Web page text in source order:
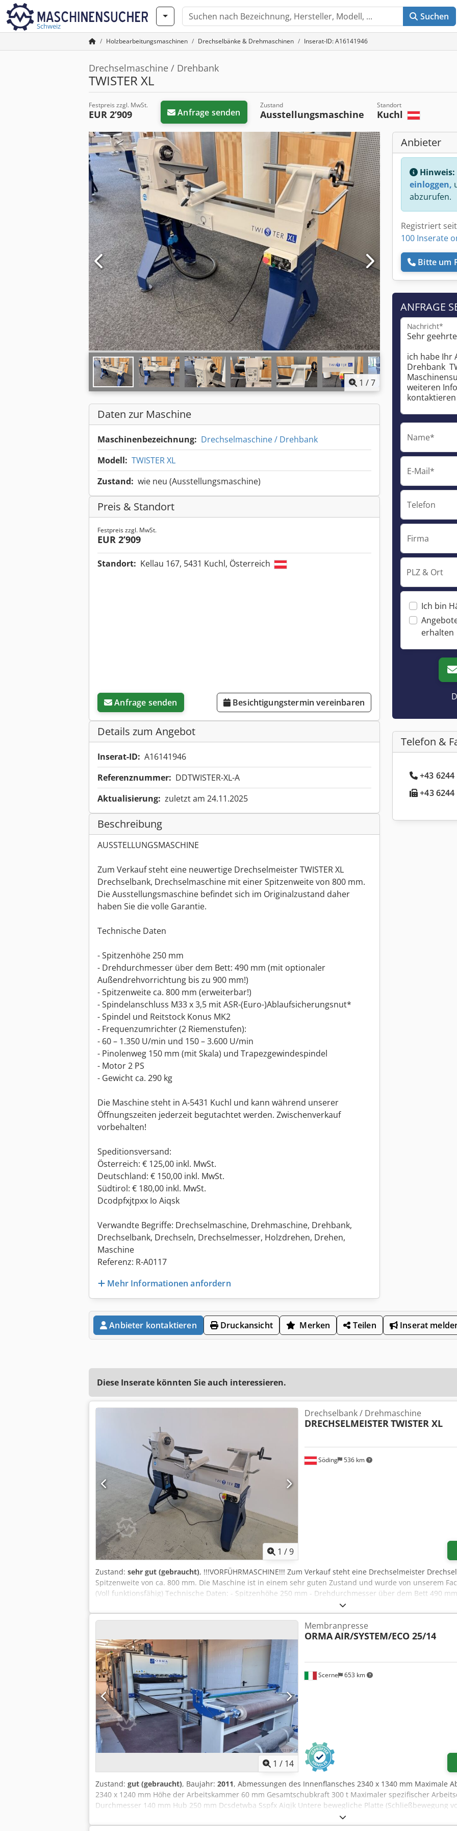
Schweiz
Suchen
Holzbearbeitungsmaschinen Drechselbänke & Drehmaschinen Inserat-ID: A16141946
Drechselmaschine / Drehbank
TWISTER XL
Festpreis zzgl. MwSt.
EUR 2’909 Anfrage senden
Zustand
Ausstellungsmaschine
Standort
Kuchl
1 /7
Daten zur Maschine
Maschinenbezeichnung: Drechselmaschine / Drehbank
Modell: TWISTER XL
Zustand: wie neu (Ausstellungsmaschine)
Preis & Standort
Festpreis zzgl. MwSt.
EUR 2’909
Standort: Kellau 167, 5431 Kuchl, Österreich
Anfrage senden Besichtigungstermin vereinbaren
Details zum Angebot
Inserat-ID: A16141946
Referenznummer: DDTWISTER-XL-A
Aktualisierung: zuletzt am 24.11.2025
Beschreibung
AUSSTELLUNGSMASCHINE
Zum Verkauf steht eine neuwertige Drechselmeister TWISTER XL
Drechselbank, Drechselmaschine mit einer Spitzenweite von 800 mm.
Die Ausstellungsmaschine befindet sich im Originalzustand daher
haben Sie die volle Garantie.
Technische Daten
- Spitzenhöhe 250 mm
- Drehdurchmesser über dem Bett: 490 mm (mit optionaler
Außendrehvorrichtung bis zu 900 mm!)
- Spitzenweite ca. 800 mm (erweiterbar!)
- Spindelanschluss M33 x 3,5 mit ASR-(Euro-)Ablaufsicherungsnut*
- Spindel und Reitstock Konus MK2
- Frequenzumrichter (2 Riemenstufen):
- 60 – 1.350 U/min und 150 – 3.600 U/min
- Pinolenweg 150 mm (mit Skala) und Trapezgewindespindel
- Motor 2 PS
- Gewicht ca. 290 kg
Die Maschine steht in A-5431 Kuchl und kann während unserer
Öffnungszeiten jederzeit begutachtet werden. Zwischenverkauf
vorbehalten!
Speditionsversand:
Österreich: € 125,00 inkl. MwSt.
Deutschland: € 150,00 inkl. MwSt.
Südtirol: € 180,00 inkl. MwSt.
Dcodpfxjtpxx Io Aiqsk
Verwandte Begriffe: Drechselmaschine, Drehmaschine, Drehbank,
Drechselbank, Drechseln, Drechselmesser, Holzdrehen, Drehen,
Maschine
Referenz: R-A0117
Mehr Informationen anfordern
Anbieter
Hinweis:
einloggen,
abzurufen.
Registriert
100 Inserate
Bitte um
ANFRAGE
Nachricht*
Name*
E-Mail*
Telefon
Firma
PLZ & Ort
Ich bin
erhalten
Telefon &
+43
+43
Anbieter kontaktieren Druckansicht Merken Teilen Inserat
Diese Inserate könnten Sie auch interessieren.
1 /9
Söding 536 km
Drechselbank / Drehmaschine
DRECHSELMEISTERTWISTER XL
Zustand: sehr gut (gebraucht), !!!VORFÜHRMASCHINE!!! Zum Verkauf steht eine Drechselmeister
Spitzenweite von ca. 800 mm. Die Maschine ist in einem sehr guten Zustand und wurde von unserem
(Voll funktionsfähig) Technische Daten: - Spitzenhöhe 250 mm - Drehdurchmesser über dem Bett 490
Außendrehvorrichtung bis zu 900 mm!) - Spitzenweite ca. 800 mm (erweiterbar!) - Spindelanschluss M33
(Euro-)Ablaufsicherungsnut - Spindel und Reitstock Konus MK2 - Frequenzumrichter (2 Riemenstufen)60
Pinolenweg 150 mm (mit Skala) und Trapezgewindespindel - Motor 1,5 kW / 2 PS - Gewicht ca. 290 kg
in A-8561 Söding und kann während unserer Öffnungszeiten jederzeit begutachtet werden.
Drechselmaschine, Drehmaschine, Drehbank, Drechselbank, Drechseln, Drechselmesser, Holzdrehen,
1 / 14
Scerne 653 km
Membranpresse
ORMAAIR/SYSTEM/ECO 25/14
Zustand: gut (gebraucht), Baujahr: 2011, Abmessungen des Innenflansches 2340 x 1340 mm Maximale
2340 x 1240 mm Höhe der Arbeitskammer 60 mm Gesamtschubkraft 300 t Maximaler spezifischer
Durchmesser 140 mm Hub 250 mm Dcsdetwba Sspfx Aiqjk Untere bewegliche Platte (Schließbewegung
den Pressentischen 230 mm Seitliche Belastung 1400 mm Pvc-Rollenabwickler Doppelter Ladetisch